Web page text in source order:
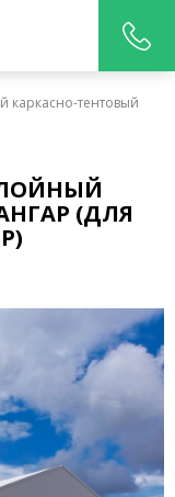
тентовый
(ДЛЯ